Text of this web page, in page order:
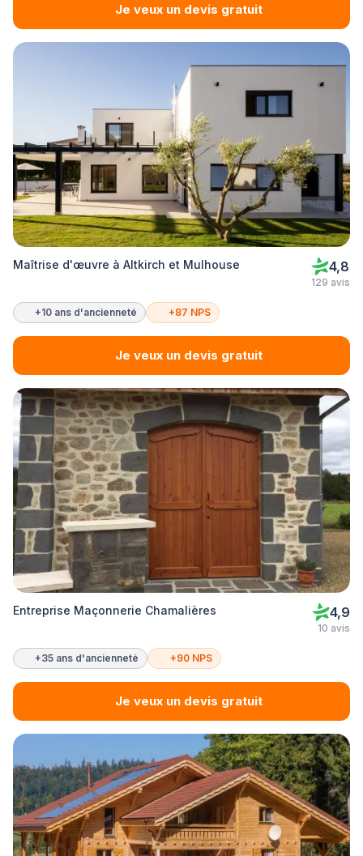
Je veux un devis gratuit
Maîtrise d'œuvre à Altkirch et Mulhouse 4,8
129 avis
+10 ans d'ancienneté +87 NPS
Je veux un devis gratuit
Entreprise Maçonnerie Chamalières 4,9
10 avis
+35 ans d'ancienneté +90 NPS
Je veux un devis gratuit